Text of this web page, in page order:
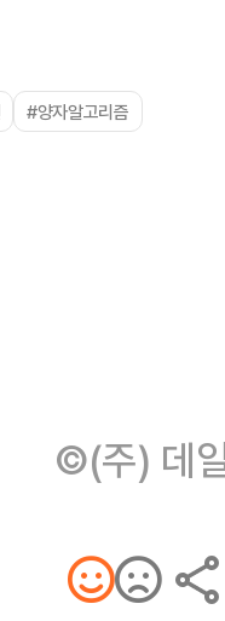
#양자알고리즘
©(주) 데